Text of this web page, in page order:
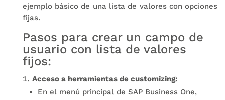
ejemplo básico de una lista de valores con opciones
fijas.
Pasos para crear un campo de
usuario con lista de valores
fijos:
Acceso a herramientas de customizing:
En el menú principal de SAP Business One,